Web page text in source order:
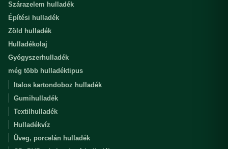
Szárazelem hulladék
Építési hulladék
Zöld hulladék
Hulladékolaj
Gyógyszerhulladék
még több hulladéktipus
Italos kartondoboz hulladék
Gumihulladék
Textilhulladék
Hulladékvíz
Üveg, porcelán hulladék